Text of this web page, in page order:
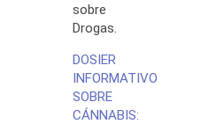
sobre
Drogas.
DOSIER
INFORMATIVO
SOBRE
CÁNNABIS: